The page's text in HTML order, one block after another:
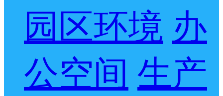
园区环境 办
公空间 生产